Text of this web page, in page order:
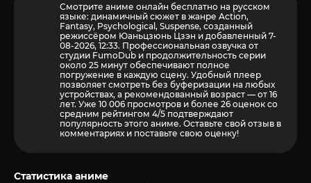
Смотрите аниме онлайн бесплатно на русском
языке: динамичный сюжет в жанре Action,
Fantasy, Psychological, Suspense, созданный
режиссёром Юаньцзюнь Цзэн и добавленный 7-
08-2026, 12:33. Профессиональная озвучка от
студии FumoDub и продолжительность серии
около 25 минут обеспечивают полное
погружение в каждую сцену. Удобный плеер
позволяет смотреть без буферизации на любых
устройствах, а рекомендованный возраст — от 16
лет. Уже 10 006 просмотров и более 26 оценок со
средним рейтингом 4/5 подтверждают
популярность этого аниме. Оставьте свой отзыв в
комментариях и поставьте свою оценку!
Статистика аниме